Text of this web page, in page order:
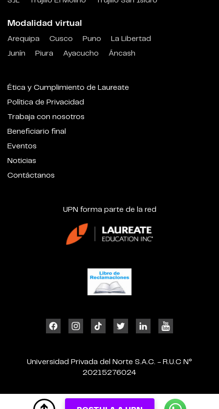
Modalidad virtual
Arequipa Cusco Puno
La Libertad
Junín
Piura Ayacucho Áncash
Ética y Cumplimiento de Laureate
Política de Privacidad
Trabaja con nosotros
Beneficiario final
Eventos
Noticias
Contáctanos
UPN forma parte de la red
Universidad Privada del Norte S.A.C. - R.U.C N°
20215276024